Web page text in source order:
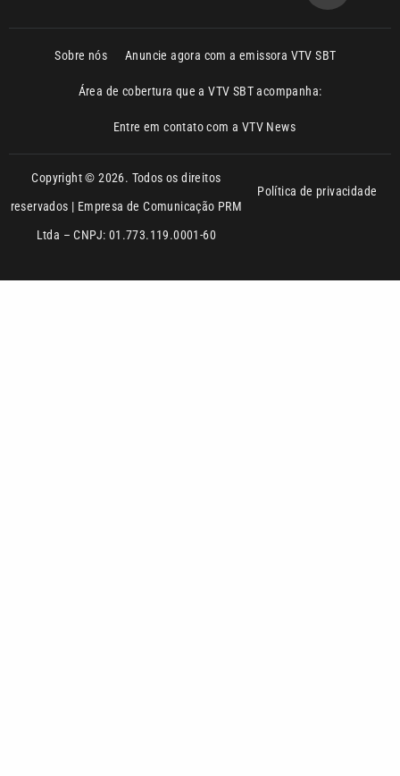
Anuncie agora com a emissora VTV SBT
Área de cobertura que a VTV SBT acompanha:
Entre em contato com a VTV News
Copyright © 2026. Todos os direitos